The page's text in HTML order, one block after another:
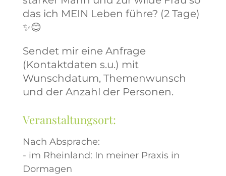
das ich MEIN Leben führe? (2 Tage)
✨😊
Sendet mir eine Anfrage
(Kontaktdaten s.u.) mit
Wunschdatum, Themenwunsch
und der Anzahl der Personen.
Veranstaltungsort:
Nach Absprache:
- im Rheinland: In meiner Praxis in
Dormagen